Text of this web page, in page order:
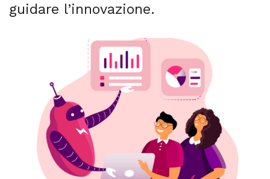
guidare l’innovazione.